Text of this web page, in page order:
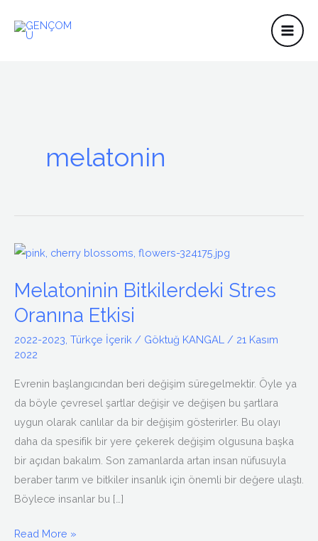
atla
melatonin
Melatoninin Bitkilerdeki Stres
Oranına Etkisi
2022-2023 Türkçe İçerik / Göktuğ KANGAL / 21 Kasım
2022
Evrenin başlangıcından beri değişim süregelmektir. Öyle ya
da böyle çevresel şartlar değişir ve değişen bu şartlara
uygun olarak canlılar da bir değişim gösterirler. Bu olayı
daha da spesifik bir yere çekerek değişim olgusuna başka
bir açıdan bakalım. Son zamanlarda artan insan nüfusuyla
beraber tarım ve bitkiler insanlık için önemli bir değere ulaştı.
Böylece insanlar bu […]
Melatoninin
Stres
Oranına
Read More »